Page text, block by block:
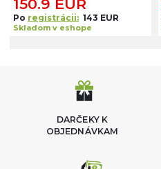
150.9 EUR
Po registrácii: 143 EUR
Skladom v eshope
DARČEKY K
OBJEDNÁVKAM